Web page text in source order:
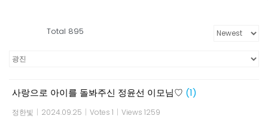
Total 895
사랑으로 아이를 돌봐주신 정윤선 이모님♡ (1)
정한빛 | 2024.09.25 | Votes 1 | Views 1259